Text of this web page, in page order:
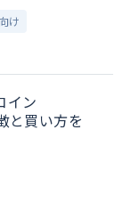
け
イン
と買い方を